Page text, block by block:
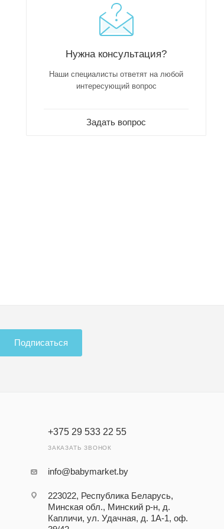
Нужна консультация?
Наши специалисты ответят на любой
интересующий вопрос
Задать вопрос
Подписаться
+375 29 533 22 55
ЗАКАЗАТЬ ЗВОНОК
info@babymarket.by
223022, Республика Беларусь,
Минская обл., Минский р-н, д.
Капличи, ул. Удачная, д. 1А-1, оф.